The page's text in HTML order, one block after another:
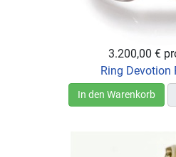
3.200,00 €
Ring Devotion
In den Warenkorb